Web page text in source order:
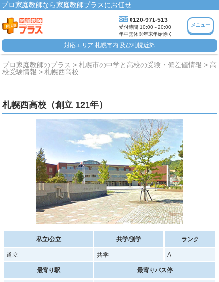
プロ家庭教師なら家庭教師プラスにお任せ
0120-971-513
受付時間 10:00～20:00
年中無休※年末年始除く
メニュー
対応エリア:札幌市内 及び札幌近郊
プロ家庭教師のプラス 札幌市の中学と高校の受験・偏差値情報
高
校受験情報
札幌西高校
札幌西高校（創立 121年）
私立/公立 共学/別学 ランク
道立 共学 A
最寄り駅 最寄りバス停